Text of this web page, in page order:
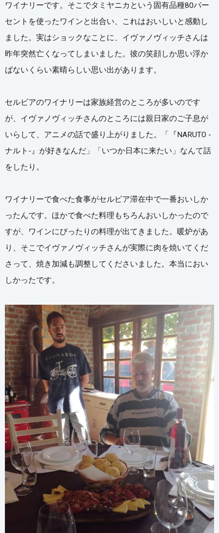
ワイナリーです。そこでタミヤニカという固有品種80パー
セントを使ったワインと出合い、これはおいしいと感動し
ました。実はショックなことに、イヴァノヴィッチさんは
昨年突然亡くなってしまいました。彼の笑顔しか思い浮か
ばないくらい素晴らしい思い出があります。
セルビアのワイナリーは家族経営のところが多いのです
が、イヴァノヴィッチさんのところには親日家のご子息が
いらして、アニメの話で盛り上がりました。「『NARUTO -
ナルト-』が好きなんだ」「いつか日本に来たい」なんて話
をしたり。
ワイナリーで食べた食事がセルビア滞在中で一番おいしか
ったんです。ほかで食べた料理もちろんおいしかったので
すが、ワインにぴったりの料理が出てきました。暖炉があ
り、そこでイヴァノヴィッチさんが実際に肉を焼いてくだ
さって、焼き加減も調整してくださいました。本当におい
しかったです。